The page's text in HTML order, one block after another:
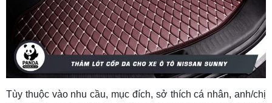
Tùy thuộc vào nhu cầu, mục đích, sở thích cá nhân, anh/chị